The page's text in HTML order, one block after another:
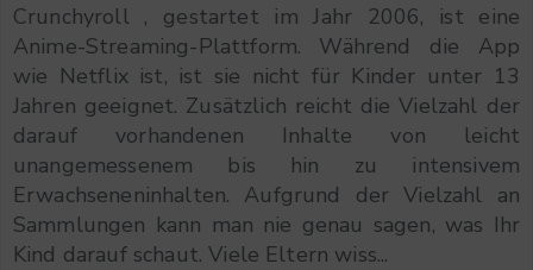
Crunchyroll , gestartet im Jahr 2006, ist eine
Anime-Streaming-Plattform. Während die App
wie Netflix ist, ist sie nicht für Kinder unter 13
Jahren geeignet. Zusätzlich reicht die Vielzahl der
darauf vorhandenen Inhalte von leicht
unangemessenem bis hin zu intensivem
Erwachseneninhalten. Aufgrund der Vielzahl an
Sammlungen kann man nie genau sagen, was Ihr
Kind darauf schaut. Viele Eltern wiss...